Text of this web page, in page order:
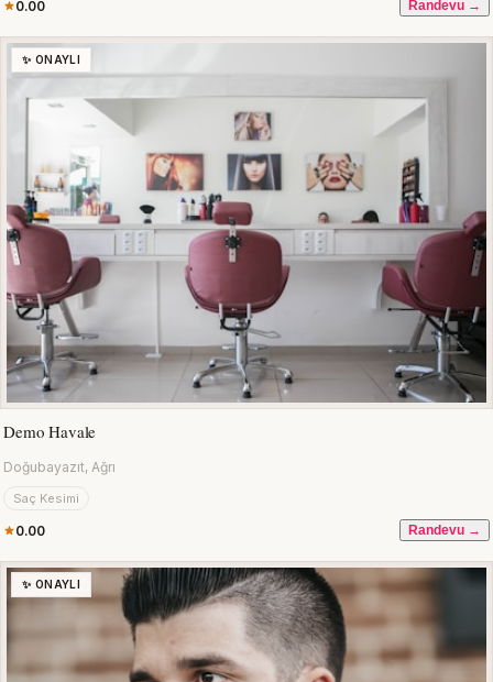
0.00 Randevu →
✨ ONAYLI
Demo Havale
Doğubayazıt, Ağrı
Saç Kesimi
0.00 Randevu →
✨ ONAYLI